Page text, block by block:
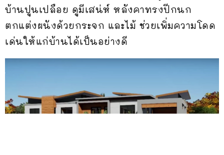
บ้านปูนเปลือย ดูมีเสน่ห์ หลังคาทรงปีกนก
ตกแต่งผนังด้วยกระจก และไม้ ช่วยเพิ่มความโดด
เด่นให้แก่บ้านได้เป็นอย่างดี